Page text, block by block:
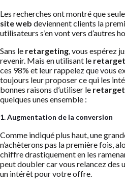
Les recherches ont montré que
site web deviennent clients la
utilisateurs s’en vont vers d’autres
Sans le retargeting , vous espérez
revenir. Mais en utilisant le
ces 98% et leur rappelez que vous
toujours leur proposer ce qui les
bonnes raisons d’utiliser le
quelques unes ensemble :
1. Augmentation de la conversion
Comme indiqué plus haut, une
n’achèterons pas la première fois,
chiffre drastiquement en les
peut doubler car vous relancez des
un intérêt pour votre offre.